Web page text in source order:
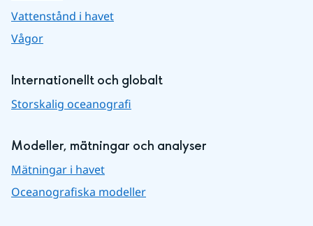
Vattenstånd i havet
Vågor
Internationellt och globalt
Storskalig oceanografi
Modeller, mätningar och analyser
Mätningar i havet
Oceanografiska modeller